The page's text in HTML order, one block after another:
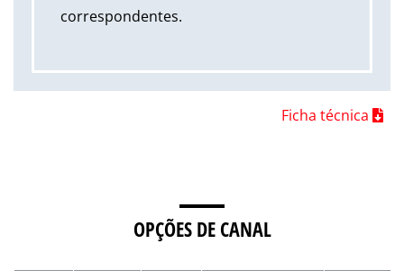
correspondentes.
Ficha técnica
OPÇÕES DE CANAL